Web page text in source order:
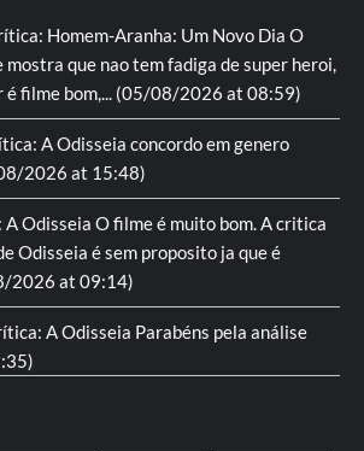
Homem-Aranha: Um Novo Dia O
mostra que nao tem fadiga de super heroi,
é filme bom,... (05/08/2026 at 08:59)
A Odisseia concordo em genero
2026 at 15:48)
Odisseia O filme é muito bom. A critica
Odisseia é sem proposito ja que é
2026 at 09:14)
A Odisseia Parabéns pela análise